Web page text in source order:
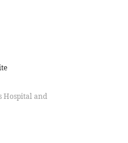
Hospital and